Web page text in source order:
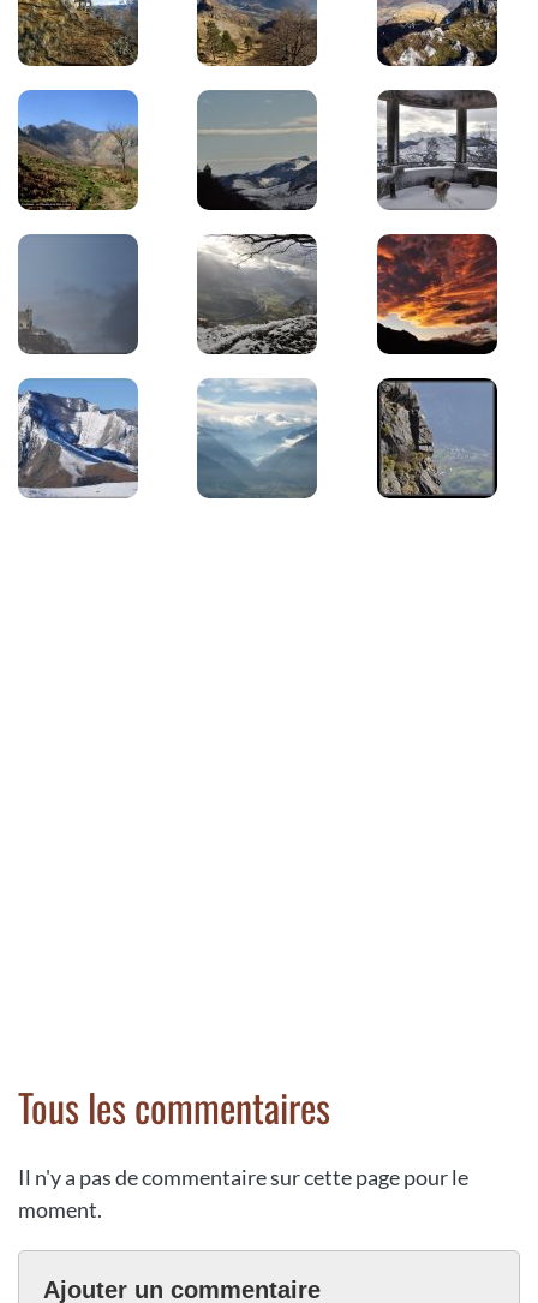
Tous les commentaires
Il n'y a pas de commentaire sur cette page pour le
moment.
Ajouter un commentaire